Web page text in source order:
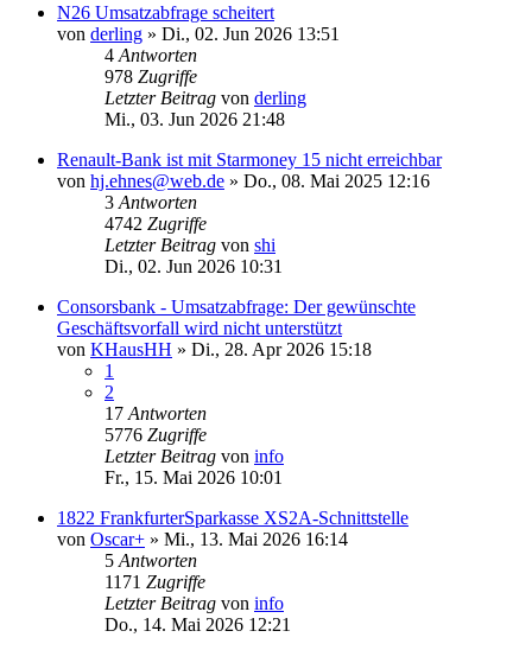
N26 Umsatzabfrage scheitert
von derling » Di., 02. Jun 2026 13:51
4 Antworten
978 Zugriffe
Letzter Beitrag von derling
Mi., 03. Jun 2026 21:48
Renault-Bank ist mit Starmoney 15 nicht erreichbar
von hj.ehnes@web.de » Do., 08. Mai 2025 12:16
3 Antworten
4742 Zugriffe
Letzter Beitrag von shi
Di., 02. Jun 2026 10:31
Consorsbank - Umsatzabfrage: Der gewünschte
Geschäftsvorfall wird nicht unterstützt
von KHausHH » Di., 28. Apr 2026 15:18
1
2
17 Antworten
5776 Zugriffe
Letzter Beitrag von info
Fr., 15. Mai 2026 10:01
1822 FrankfurterSparkasse XS2A-Schnittstelle
von Oscar+ » Mi., 13. Mai 2026 16:14
5 Antworten
1171 Zugriffe
Letzter Beitrag von info
Do., 14. Mai 2026 12:21